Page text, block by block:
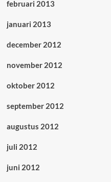
februari 2013
januari 2013
december 2012
november 2012
oktober 2012
september 2012
augustus 2012
juli 2012
juni 2012